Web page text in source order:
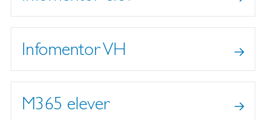
Infomentor VH
M365 elever